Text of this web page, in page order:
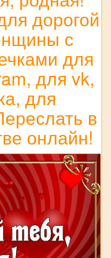
дорогой
с
для
для vk,
для
в
онлайн!